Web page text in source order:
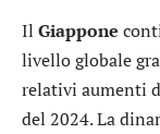
Il Giappone
livello globale
relativi aumenti
del 2024. La